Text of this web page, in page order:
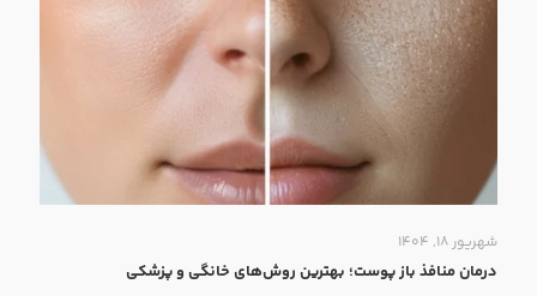
شهریور ۱۸, ۱۴۰۴
درمان منافذ باز پوست؛ بهترین روش‌های خانگی و پزشکی